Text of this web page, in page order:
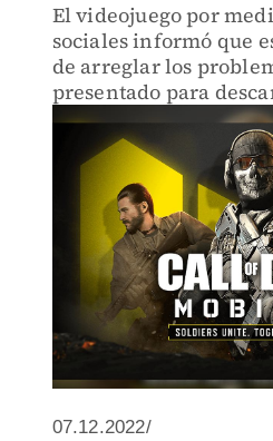
El videojuego por
sociales informó que
de arreglar los
presentado para
07.12.2022/